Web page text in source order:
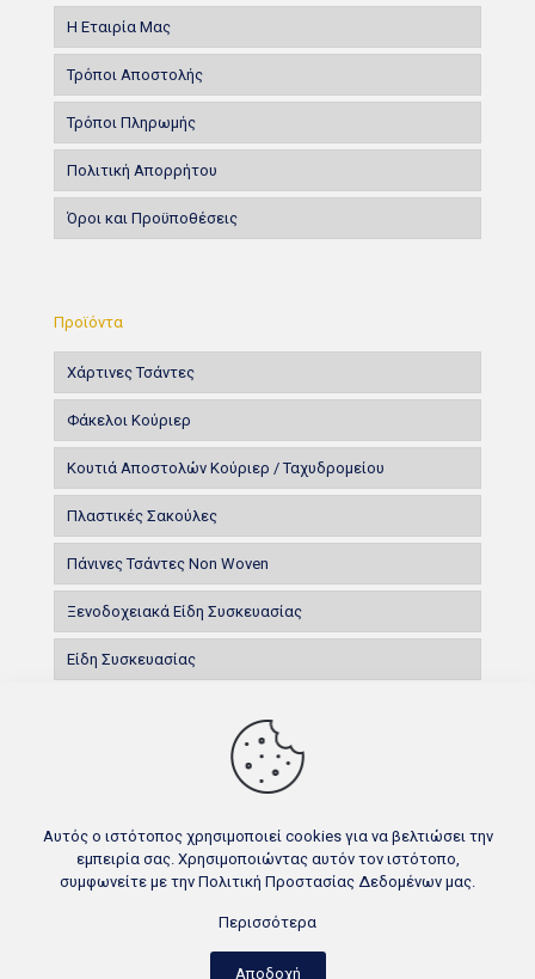
Η Εταιρία Μας
Τρόποι Αποστολής
Τρόποι Πληρωμής
Πολιτική Απορρήτου
Όροι και Προϋποθέσεις
Προϊόντα
Χάρτινες Τσάντες
Φάκελοι Κούριερ
Κουτιά Αποστολών Κούριερ / Ταχυδρομείου
Πλαστικές Σακούλες
Πάνινες Τσάντες Non Woven
Ξενοδοχειακά Είδη Συσκευασίας
Είδη Συσκευασίας
© 2023 Πνευματική Ιδιοκτησία ΑΦΟΙ ΜΑΝΩΛΕΣΣΟΥ Ο.Ε. |
Powered By:
Αυτός ο ιστότοπος χρησιμοποιεί cookies για να βελτιώσει την
εμπειρία σας. Χρησιμοποιώντας αυτόν τον ιστότοπο,
συμφωνείτε με την Πολιτική Προστασίας Δεδομένων μας.
Περισσότερα
Αποδοχή